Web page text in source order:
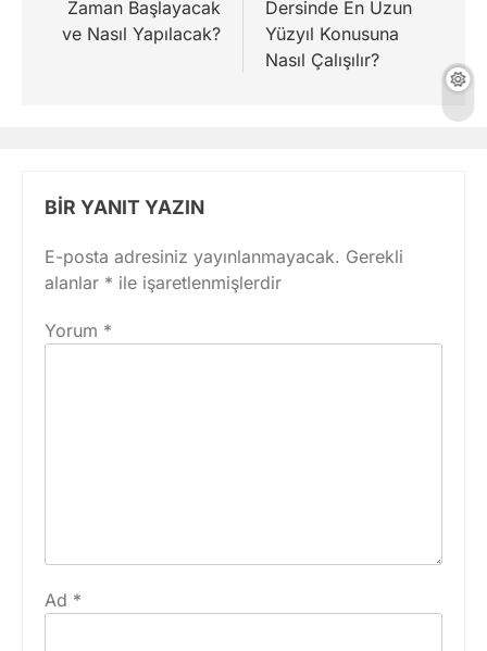
Zaman Başlayacak
ve Nasıl Yapılacak?
Dersinde En Uzun
Yüzyıl Konusuna
Nasıl Çalışılır?
BIR YANIT YAZIN
E-posta adresiniz yayınlanmayacak. Gerekli
alanlar * ile işaretlenmişlerdir
Yorum *
Ad *